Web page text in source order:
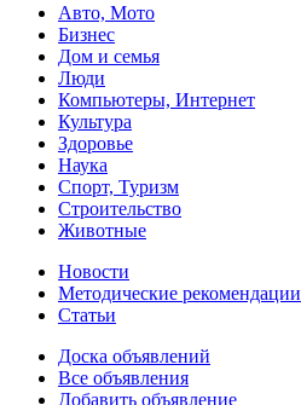
Авто, Мото
Бизнес
Дом и семья
Люди
Компьютеры, Интернет
Культура
Здоровье
Наука
Спорт, Туризм
Строительство
Животные
Новости
Методические рекомендации
Статьи
Доска объявлений
Все объявления
Добавить объявление